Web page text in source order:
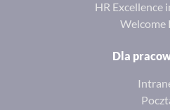
HR Excellence
Welcome
Dla